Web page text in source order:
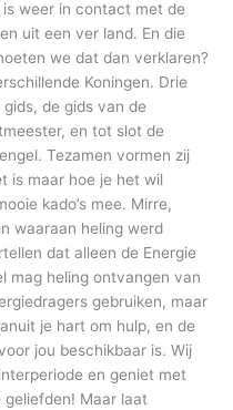
weer in contact met de
uit een ver land. En die
we dat dan verklaren?
Koningen. Drie
de gids van de
en tot slot de
Tezamen vormen zij
is maar hoe je het wil
kado’s mee. Mirre,
waaraan heling werd
dat alleen de Energie
mag heling ontvangen van
gebruiken, maar
je hart om hulp, en de
jou beschikbaar is. Wij
en geniet met
Maar laat